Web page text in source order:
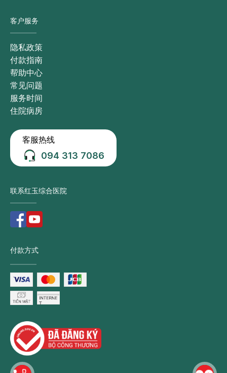
客户服务
隐私政策
付款指南
帮助中心
常见问题
服务时间
住院病房
客服热线
094 313 7086
联系红玉综合医院
付款方式